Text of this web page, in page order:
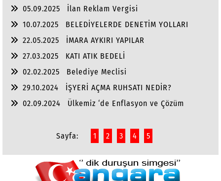
05.09.2025
İlan Reklam Vergisi
10.07.2025
BELEDİYELERDE DENETİM YOLLARI
22.05.2025
İMARA AYKIRI YAPILAR
27.03.2025
KATI ATIK BEDELİ
02.02.2025
Belediye Meclisi
29.10.2024
İŞYERİ AÇMA RUHSATI NEDİR?
02.09.2024
Ülkemiz ‘de Enflasyon ve Çözüm
Sayfa: 1 2 3 4 5